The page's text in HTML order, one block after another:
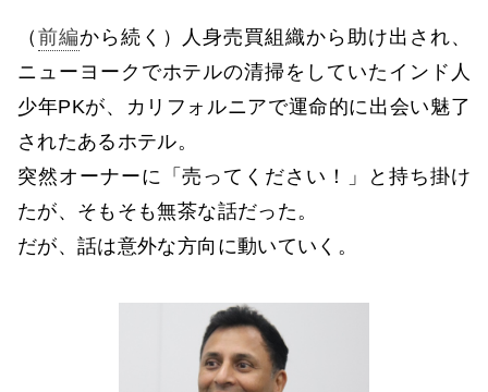
（ 前編から続く）人身売買組織から助け出され、
ニューヨークでホテルの清掃をしていたインド人
少年PKが、カリフォルニアで運命的に出会い魅了
されたあるホテル。
突然オーナーに「売ってください！」と持ち掛け
たが、そもそも無茶な話だった。
だが、話は意外な方向に動いていく。